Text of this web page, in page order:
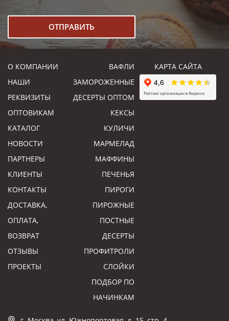
О КОМПАНИИ
НАШИ
РЕКВИЗИТЫ
ОПТОВИКАМ
КАТАЛОГ
НОВОСТИ
ПАРТНЕРЫ
КЛИЕНТЫ
КОНТАКТЫ
ДОСТАВКА,
ОПЛАТА,
ВОЗВРАТ
ОТЗЫВЫ
ПРОЕКТЫ
ВАФЛИ
ЗАМОРОЖЕННЫЕ
ДЕСЕРТЫ ОПТОМ
КЕКСЫ
КУЛИЧИ
МАРМЕЛАД
МАФФИНЫ
ПЕЧЕНЬЯ
ПИРОГИ
ПИРОЖНЫЕ
ПОСТНЫЕ
ДЕСЕРТЫ
ПРОФИТРОЛИ
СЛОЙКИ
ПОДБОР ПО
НАЧИНКАМ
КАРТА САЙТА